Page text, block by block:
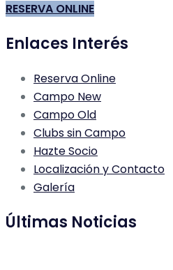
RESERVA ONLINE
Enlaces Interés
Reserva Online
Campo New
Campo Old
Clubs sin Campo
Hazte Socio
Localización y Contacto
Galería
Últimas Noticias